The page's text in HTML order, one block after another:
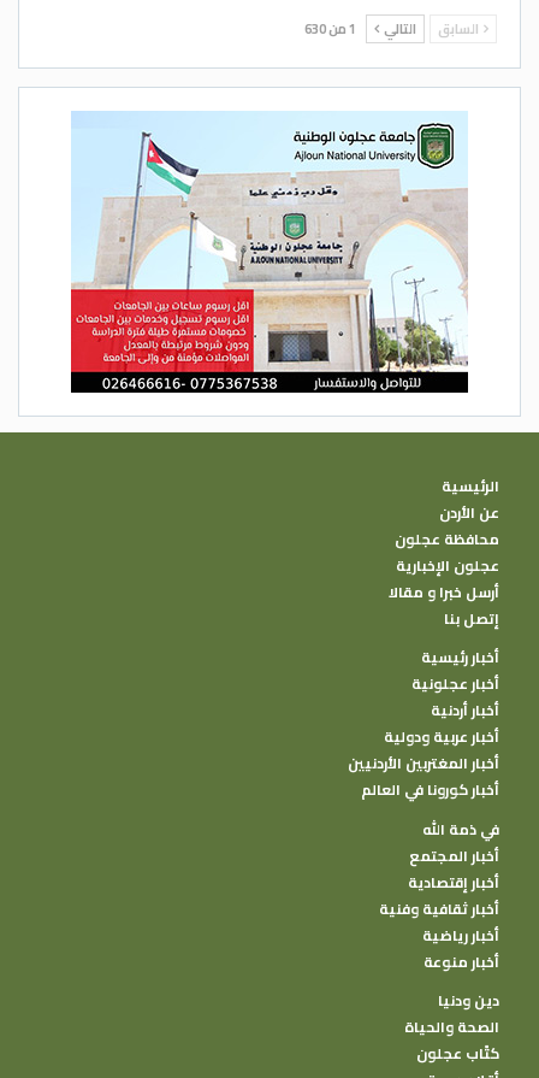
السابق التالي 1 من 630
الرئيسية
عن الأردن
محافظة عجلون
عجلون الإخبارية
أرسل خبرا و مقالا
إتصل بنا
أخبار رئيسية
أخبار عجلونية
أخبار أردنية
أخبار عربية ودولية
أخبار المغتربين الأردنيين
أخبار كورونا في العالم
في ذمة الله
أخبار المجتمع
أخبار إقتصادية
أخبار ثقافية وفنية
أخبار رياضية
أخبار منوعة
دين ودنيا
الصحة والحياة
كتًاب عجلون